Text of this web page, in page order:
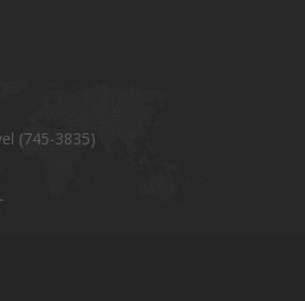
(745-3835)